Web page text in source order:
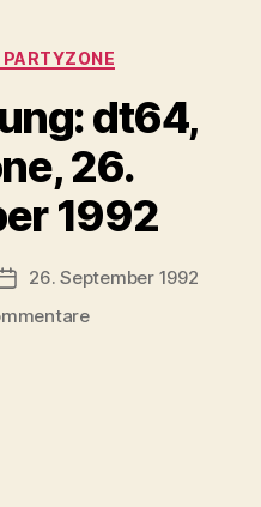
dt64,
26.
1992
Veröffentlichungsdatum
26. September 1992
zu